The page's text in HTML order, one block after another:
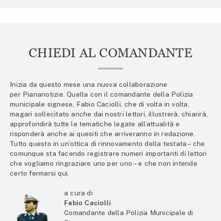
CHIEDI AL COMANDANTE
Inizia da questo mese una nuova collaborazione
per Piananotizie. Quella con il comandante della Polizia
municipale signese, Fabio Caciolli, che di volta in volta,
magari sollecitato anche dai nostri lettori, illustrerà, chiarirà,
approfondirà tutte le tematiche legate all’attualità e
risponderà anche ai quesiti che arriveranno in redazione.
Tutto questo in un’ottica di rinnovamento della testata – che
comunque sta facendo registrare numeri importanti di lettori
che vogliamo ringraziare uno per uno – e che non intende
certo fermarsi qui.
a cura di
Fabio Caciolli
Comandante della Polizia Municipale di